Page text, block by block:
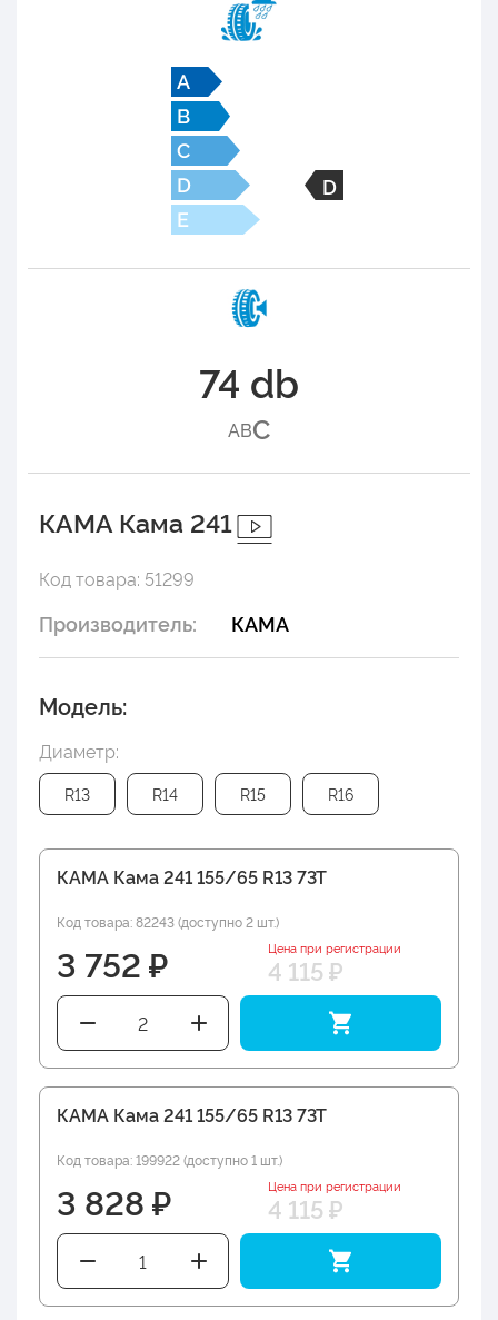
D
74 db
ABC
КАМА Кама 241
Код товара: 51299
Производитель: КАМА
Модель:
Диаметр:
R13 R14 R15 R16
КАМА Кама 241 155/65 R13 73T
Код товара: 82243 (доступно 2 шт.)
3 752 ₽ Цена при регистрации
4 115 ₽
КАМА Кама 241 155/65 R13 73T
Код товара: 199922 (доступно 1 шт.)
3 828 ₽ Цена при регистрации
4 115 ₽